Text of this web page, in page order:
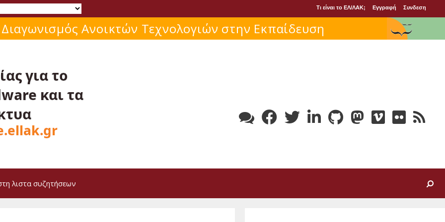
Τι είναι το ΕΛ/ΛΑΚ; Εγγραφή Συνδεση
Μάθε για το ελεύθερο λογισμικό!
λιστα συζητήσεων Search